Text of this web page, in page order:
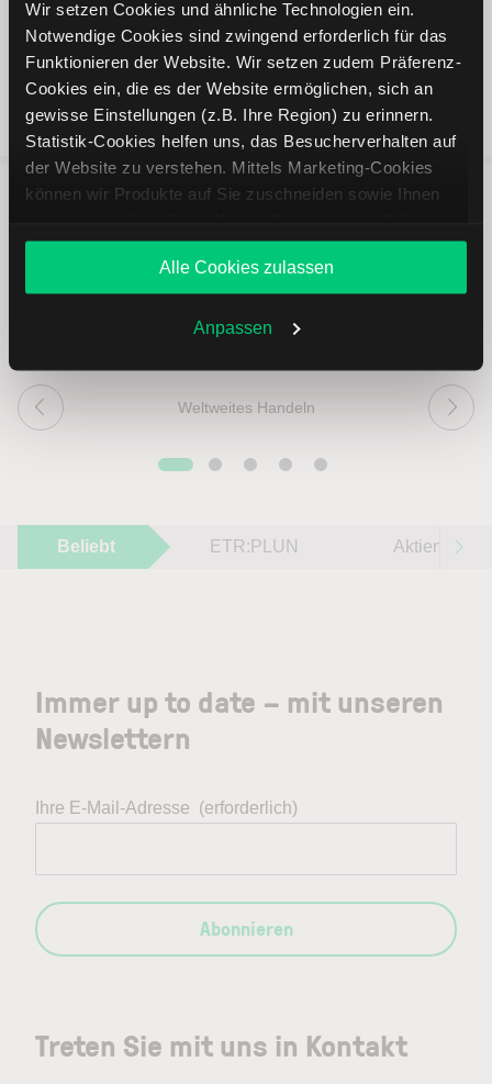
Wir setzen Cookies und ähnliche Technologien ein.
Notwendige Cookies sind zwingend erforderlich für das
Funktionieren der Website. Wir setzen zudem Präferenz-
Cookies ein, die es der Website ermöglichen, sich an
gewisse Einstellungen (z.B. Ihre Region) zu erinnern.
Statistik-Cookies helfen uns, das Besucherverhalten auf
der Website zu verstehen. Mittels Marketing-Cookies
können wir Produkte auf Sie zuschneiden sowie Ihnen
Angebote unterbreiten. Sie entscheiden, welche Cookies
Sie zulassen oder ablehnen. Ihre Entscheidung können
Sie jederzeit in denCookie-Einstellungenändern.
Weitere Infos auch in unsererDatenschutzerklärung
Alle Cookies zulassen
Anpassen
5 entscheidende Vorteile vom
Online Broker LYNX
Weltweites Handeln
Beliebt ETR:PLUN Aktien im
Treten Sie mit uns in Kontakt
Immer up to date – mit unseren
Newslettern
Ihre E-Mail-Adresse (erforderlich)
Abonnieren